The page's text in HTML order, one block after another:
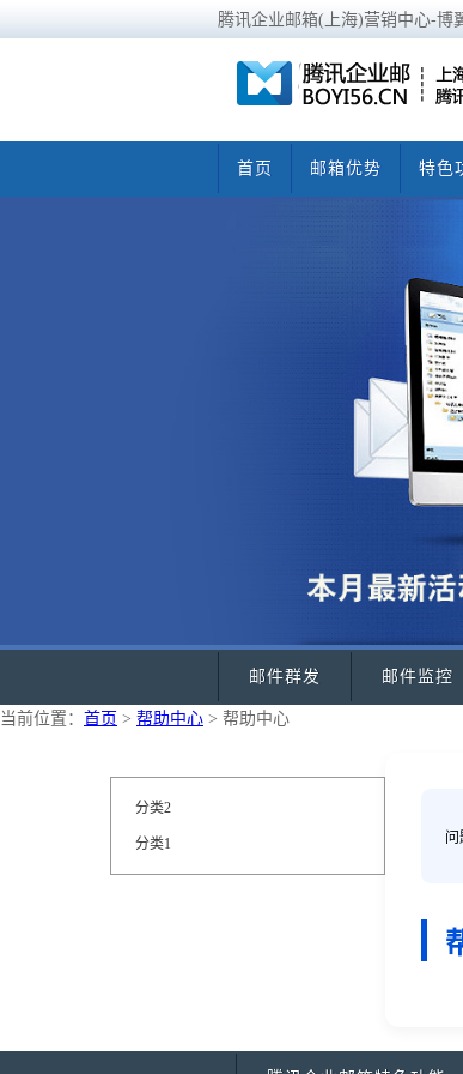
腾讯企业邮箱(上海)营销中心-博
首页 邮箱优势 特色
邮件群发 邮件监控
当前位置： 首页 > 帮助中心 > 帮助中心
分类2
分类1 问